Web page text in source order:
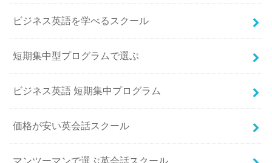
ビジネス英語を学べるスクール
短期集中型プログラムで選ぶ
ビジネス英語 短期集中プログラム
価格が安い英会話スクール
マンツーマンで選ぶ英会話スクール